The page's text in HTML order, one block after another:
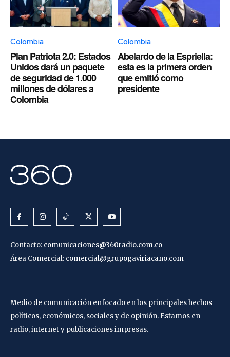
Colombia
Plan Patriota 2.0: Estados
Unidos dará un paquete
de seguridad de 1.000
millones de dólares a
Colombia
Colombia
Abelardo de la Espriella:
esta es la primera orden
que emitió como
presidente
Contacto: comunicaciones@360radio.com.co
Área Comercial: comercial@grupogaviriacano.com
Medio de comunicación enfocado en los principales hechos
políticos, económicos, sociales y de opinión. Estamos en
radio, internet y publicaciones impresas.